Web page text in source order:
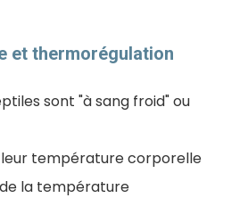
et thermorégulation
sont "à sang froid" ou
température corporelle
la température